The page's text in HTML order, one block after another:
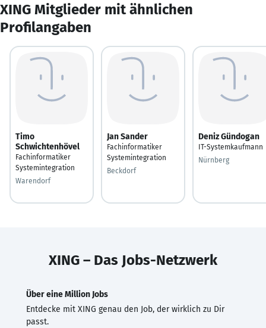
XING Mitglieder mit ähnlichen
Profilangaben
Timo
Schwichtenhövel
Fachinformatiker
Systemintegration
Warendorf
Jan Sander
Fachinformatiker
Systemintegration
Beckdorf
Deniz Gündogan
IT-Systemkaufmann
Nürnberg
XING – Das Jobs-Netzwerk
Über eine Million Jobs
Entdecke mit XING genau den Job, der wirklich zu Dir
passt.